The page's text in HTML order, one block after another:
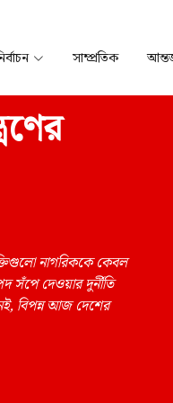
সাম্প্রতিক
নাগরিককে কেবল
সঁপে দেওয়ার দুর্নীতি
বিপন্ন আজ দেশের